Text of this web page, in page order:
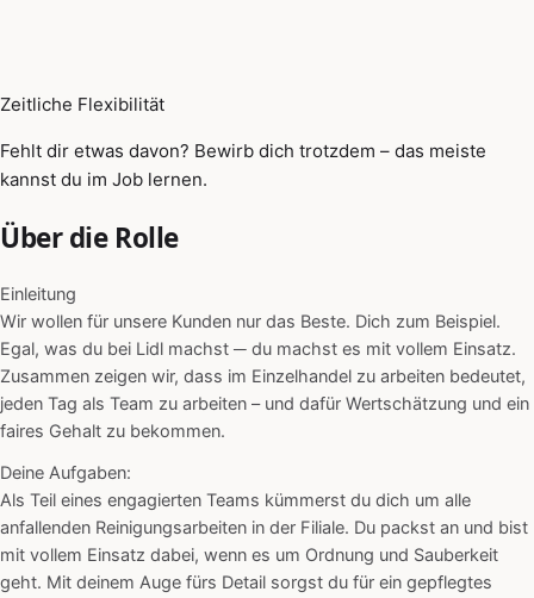
Zeitliche Flexibilität
Fehlt dir etwas davon? Bewirb dich trotzdem – das meiste
kannst du im Job lernen.
Über die Rolle
Einleitung
Wir wollen für unsere Kunden nur das Beste. Dich zum Beispiel.
Egal, was du bei Lidl machst ─ du machst es mit vollem Einsatz.
Zusammen zeigen wir, dass im Einzelhandel zu arbeiten bedeutet,
jeden Tag als Team zu arbeiten – und dafür Wertschätzung und ein
faires Gehalt zu bekommen.
Deine Aufgaben:
Als Teil eines engagierten Teams kümmerst du dich um alle
anfallenden Reinigungsarbeiten in der Filiale. Du packst an und bist
mit vollem Einsatz dabei, wenn es um Ordnung und Sauberkeit
geht. Mit deinem Auge fürs Detail sorgst du für ein gepflegtes